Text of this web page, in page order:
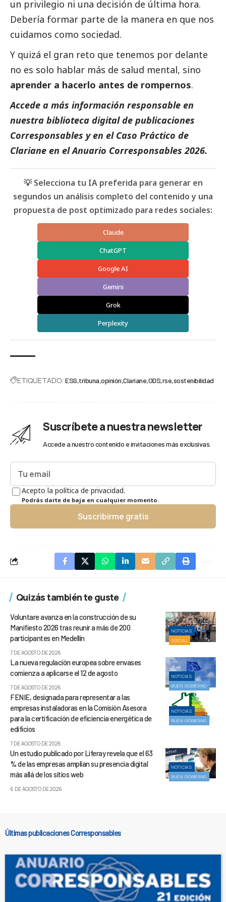
un privilegio ni una decisión de última hora.
Debería formar parte de la manera en que nos
cuidamos como sociedad.
Y quizá el gran reto que tenemos por delante
no es solo hablar más de salud mental, sino
aprender a hacerlo antes de rompernos.
Accede a más información responsable en
nuestra biblioteca digital de publicaciones
Corresponsables y en el Caso Práctico de
Clariane en elAnuario Corresponsables 2026.
💡 Selecciona tu IA preferida para generar en
segundos un análisis completo del contenido y una
propuesta de post optimizado para redes sociales:
Claude
ChatGPT
Google AI
Gemini
Grok
Perplexity
ETIQUETADO: ESG tribuna opinión Clariane ODS rse sostenibilidad
Suscríbete a nuestra newsletter
Accede a nuestro contenido e invitaciones más exclusivas.
Acepto la política de privacidad.
Podrás darte de baja en cualquier momento.
Suscribirme gratis
Quizás también te guste
NOTICIAS
SOCIAL
Voluntare avanza en la construcción de su
Manifiesto 2026 tras reunir a más de 200
participantes en Medellín
7 DE AGOSTO DE 2026
NOTICIAS
BUEN GOBIERNO
La nueva regulación europea sobre envases
comienza a aplicarse el 12 de agosto
7 DE AGOSTO DE 2026
NOTICIAS
BUEN GOBIERNO
FENIE, designada para representar a las
empresas instaladoras en la Comisión Asesora
para la certificación de eficiencia energética de
edificios
7 DE AGOSTO DE 2026
NOTICIAS
BUEN GOBIERNO
Un estudio publicado por Liferay revela que el 63
% de las empresas amplían su presencia digital
más allá de los sitios web
6 DE AGOSTO DE 2026
Últimas publicaciones Corresponsables